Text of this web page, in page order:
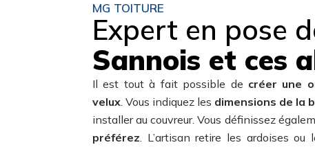
MG TOITURE
Expert en pose
Sannois et ces
Il est tout à fait possible de créer une
velux. Vous indiquez les dimensions de la
installer au couvreur. Vous définissez
préférez. L’artisan retire les ardoises